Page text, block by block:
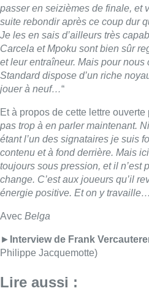
passer en seizièmes de finale, et
suite rebondir après ce coup dur
Je les en sais d’ailleurs très
Carcela et Mpoku sont bien sûr
et leur entraîneur. Mais pour
Standard dispose d’un riche
jouer à neuf…“
Et à propos de cette lettre ouverte
pas trop à en parler maintenant.
étant l’un des signataires je suis
contenu et à fond derrière. Mais
toujours sous pression, et il n’est
change. C’est aux joueurs qu’il
énergie positive. Et on y travaille…
Avec Belga
► Interview de Frank
Philippe Jacquemotte)
Lire aussi :